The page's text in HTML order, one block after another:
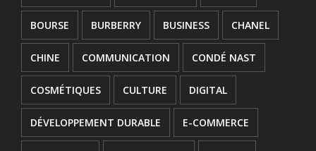
BOURSE BURBERRY BUSINESS CHANEL
CHINE COMMUNICATION CONDÉ NAST
COSMÉTIQUES CULTURE DIGITAL
DÉVELOPPEMENT DURABLE E-COMMERCE